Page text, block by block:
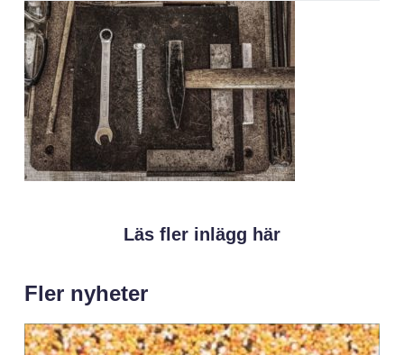
Läs fler inlägg här
Fler nyheter